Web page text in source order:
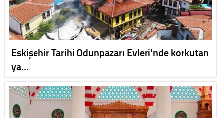
Eskişehir Tarihi Odunpazarı Evleri'nde korkutan
ya…